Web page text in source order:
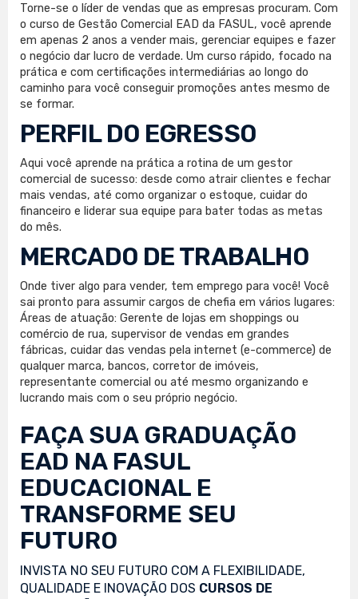
Torne-se o líder de vendas que as empresas procuram. Com
o curso de Gestão Comercial EAD da FASUL, você aprende
em apenas 2 anos a vender mais, gerenciar equipes e fazer
o negócio dar lucro de verdade. Um curso rápido, focado na
prática e com certificações intermediárias ao longo do
caminho para você conseguir promoções antes mesmo de
se formar.
PERFIL DO EGRESSO
Aqui você aprende na prática a rotina de um gestor
comercial de sucesso: desde como atrair clientes e fechar
mais vendas, até como organizar o estoque, cuidar do
financeiro e liderar sua equipe para bater todas as metas
do mês.
MERCADO DE TRABALHO
Onde tiver algo para vender, tem emprego para você! Você
sai pronto para assumir cargos de chefia em vários lugares:
Áreas de atuação: Gerente de lojas em shoppings ou
comércio de rua, supervisor de vendas em grandes
fábricas, cuidar das vendas pela internet (e-commerce) de
qualquer marca, bancos, corretor de imóveis,
representante comercial ou até mesmo organizando e
lucrando mais com o seu próprio negócio.
FAÇA SUA GRADUAÇÃO
EAD NA FASUL
EDUCACIONAL E
TRANSFORME SEU
FUTURO
INVISTA NO SEU FUTURO COM A FLEXIBILIDADE,
QUALIDADE E INOVAÇÃO DOS CURSOS DE